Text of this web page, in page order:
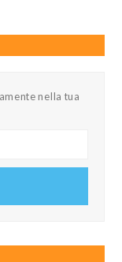
nella tua